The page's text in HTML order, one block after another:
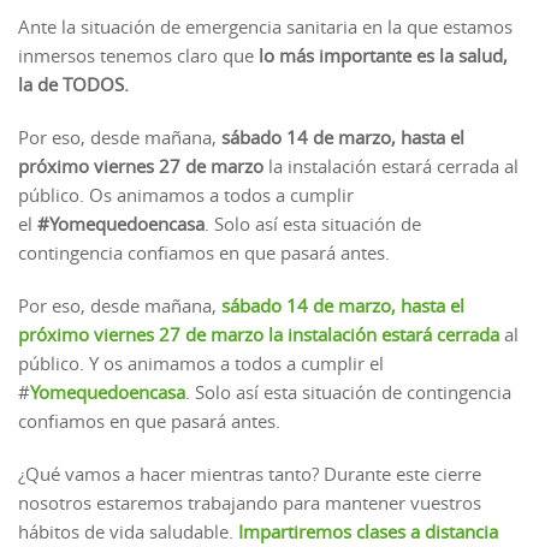
Ante la situación de emergencia sanitaria en la que estamos
inmersos tenemos claro que lo más importante es la salud,
la de TODOS.
Por eso, desde mañana, sábado 14 de marzo, hasta el
próximo viernes 27 de marzo la instalación estará cerrada al
público. Os animamos a todos a cumplir
el #Yomequedoencasa. Solo así esta situación de
contingencia confiamos en que pasará antes.
Por eso, desde mañana, sábado 14 de marzo, hasta el
próximo viernes 27 de marzo la instalación estará cerrada al
público. Y os animamos a todos a cumplir el
#Yomequedoencasa. Solo así esta situación de contingencia
confiamos en que pasará antes.
¿Qué vamos a hacer mientras tanto? Durante este cierre
nosotros estaremos trabajando para mantener vuestros
hábitos de vida saludable. Impartiremos clases a distancia